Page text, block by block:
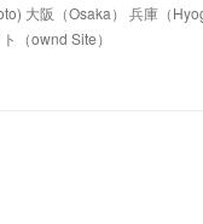
大阪（Osaka） 兵庫（
（ownd Site）